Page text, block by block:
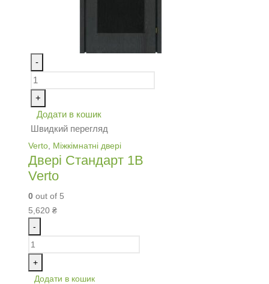
-
+
Додати в кошик
Швидкий перегляд
Verto Міжкімнатні двері
Двері Стандарт 1В
Verto
0 out of 5
5,620 ₴
-
+
Додати в кошик